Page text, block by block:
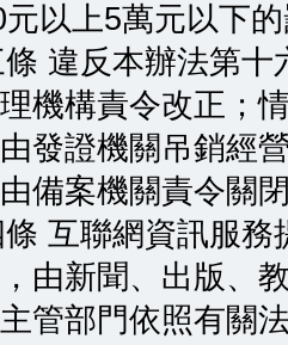
以上5萬元以下
違反本辦法第十
機構責令改正；
發證機關吊銷經
備案機關責令關
互聯網資訊服務
由新聞、出版、
管部門依照有關